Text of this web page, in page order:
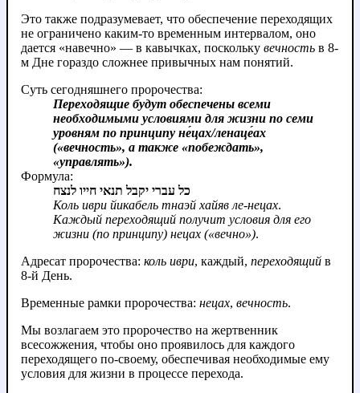
Это также подразумевает, что обеспечение переходящих
не ограничено каким-то временным интервалом, оно
дается «навечно» — в кавычках, поскольку вечность в 8-
м Дне гораздо сложнее привычных нам понятий.
Суть сегодняшнего пророчества:
Переходящие будут обеспечены всеми
необходимыми условиями для жизни по семи
уровням по принципу не́цах/ленаце́ах
(«вечность», а также «побеждать»,
«управлять»).
Формула:
כל עברי יקבל תנאי חייו לנצח
Коль иври йикабель тнаэй хайяв ле-нецах.
Каждый переходящий получит условия для его
жизни (по принципу) нецах («вечно»).
Адресат пророчества: коль иври, каждый, переходящий в
8-й День.
Временные рамки пророчества: нецах, вечность.
Мы возлагаем это пророчество на жертвенник
всесожжения, чтобы оно проявилось для каждого
переходящего по-своему, обеспечивая необходимые ему
условия для жизни в процессе перехода.